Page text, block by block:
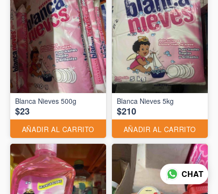
Blanca Nieves 500g
$23
AÑADIR AL CARRITO
Blanca Nieves 5kg
$210
AÑADIR AL CARRITO
CHAT